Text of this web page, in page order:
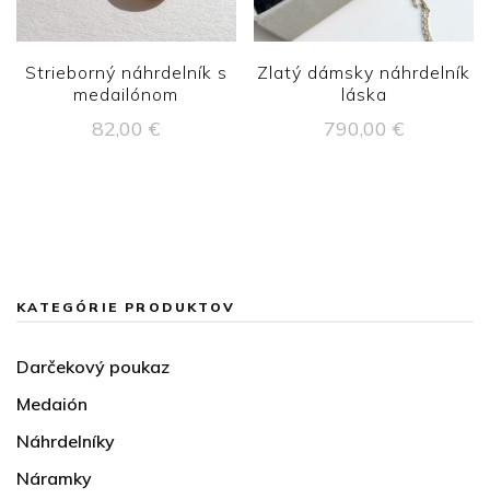
Strieborný náhrdelník s
medailónom
82,00€
Zlatý dámsky náhrdelník
láska
790,00€
KATEGÓRIE PRODUKTOV
Darčekový poukaz
Medaión
Náhrdelníky
Náramky